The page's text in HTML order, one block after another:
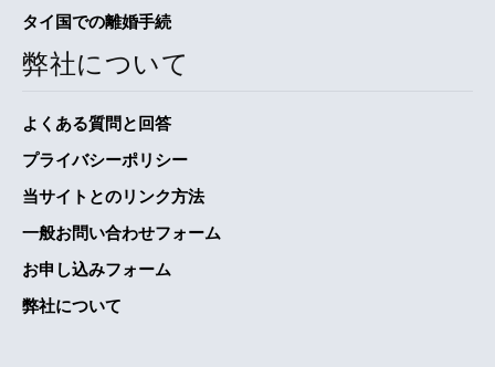
タイ国での離婚手続
弊社について
よくある質問と回答
プライバシーポリシー
当サイトとのリンク方法
一般お問い合わせフォーム
お申し込みフォーム
弊社について